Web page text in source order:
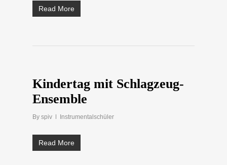
Read More
Kindertag mit Schlagzeug-
Ensemble
By spiv Instrumentalschüler
Read More